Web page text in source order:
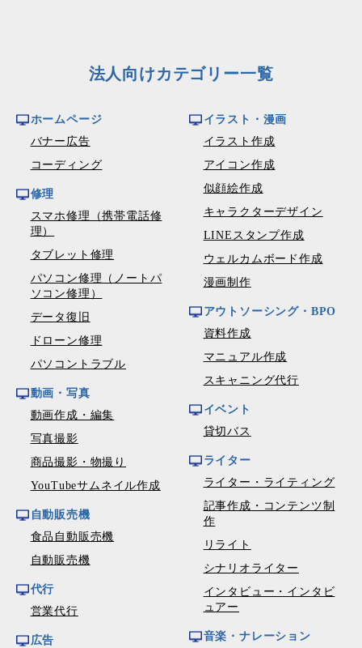
法人向けカテゴリー一覧
ホームページ
バナー広告
コーディング
修理
スマホ修理（携帯電話修
理）
タブレット修理
パソコン修理（ノートパ
ソコン修理）
データ復旧
ドローン修理
パソコントラブル
動画・写真
動画作成・編集
写真撮影
商品撮影・物撮り
YouTubeサムネイル作成
自動販売機
食品自動販売機
自動販売機
代行
営業代行
広告
イラスト・漫画
イラスト作成
アイコン作成
似顔絵作成
キャラクターデザイン
LINEスタンプ作成
ウェルカムボード作成
漫画制作
アウトソーシング・BPO
資料作成
マニュアル作成
スキャニング代行
イベント
貸切バス
ライター
ライター・ライティング
記事作成・コンテンツ制
作
リライト
シナリオライター
インタビュー・インタビ
ュアー
音楽・ナレーション